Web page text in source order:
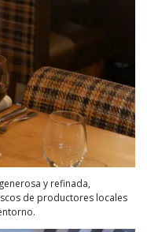
y refinada,
de productores locales